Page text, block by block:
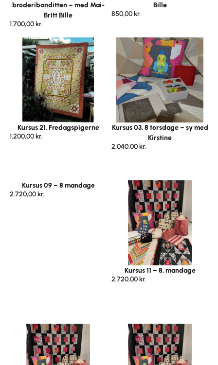
broderibanditten – med Mai-
Britt Bille
1.700,00 kr.
Bille
850,00 kr.
Kursus 21. Fredagspigerne
1.200,00 kr.
Kursus 03. 8 torsdage – sy med
Kirstine
2.040,00 kr.
Kursus 09 – 8 mandage
2.720,00 kr.
Kursus 11 – 8. mandage
2.720,00 kr.